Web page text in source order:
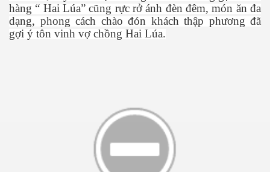
hàng “ Hai Lúa” cũng rực rở ánh đèn đêm, món ăn đa
dạng, phong cách chào đón khách thập phương đã
gợi ý tôn vinh vợ chồng Hai Lúa.